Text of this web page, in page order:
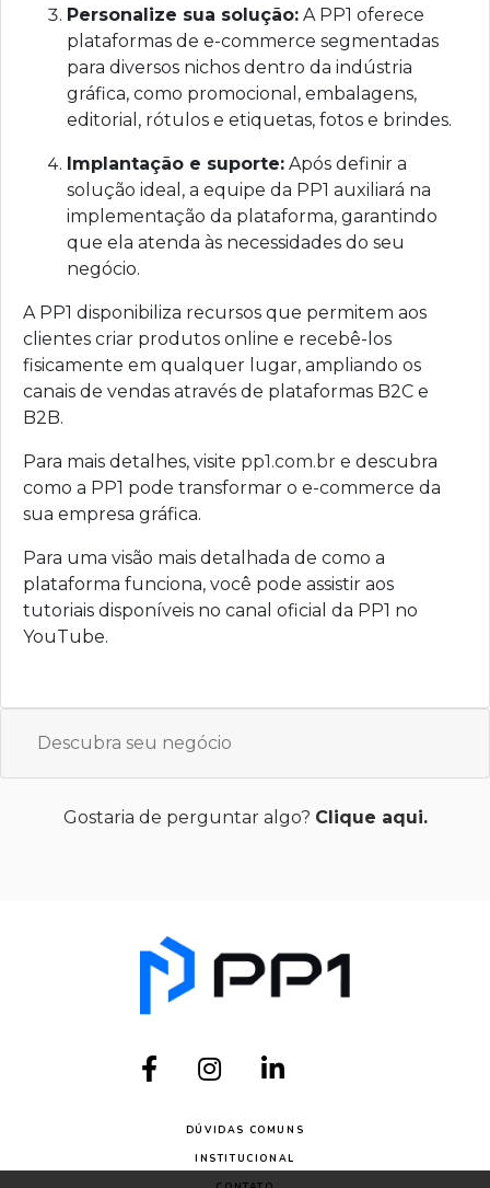
Personalize sua solução: A PP1 oferece
plataformas de e-commerce segmentadas
para diversos nichos dentro da indústria
gráfica, como promocional, embalagens,
editorial, rótulos e etiquetas, fotos e brindes.
Implantação e suporte: Após definir a
solução ideal, a equipe da PP1 auxiliará na
implementação da plataforma, garantindo
que ela atenda às necessidades do seu
negócio.
A PP1 disponibiliza recursos que permitem aos
clientes criar produtos online e recebê-los
fisicamente em qualquer lugar, ampliando os
canais de vendas através de plataformas B2C e
B2B.
Para mais detalhes, visite pp1.com.br e descubra
como a PP1 pode transformar o e-commerce da
sua empresa gráfica.
Para uma visão mais detalhada de como a
plataforma funciona, você pode assistir aos
tutoriais disponíveis no canal oficial da PP1 no
YouTube.
Descubra seu negócio
Gostaria de perguntar algo? Clique aqui.
DÚVIDAS COMUNS
INSTITUCIONAL